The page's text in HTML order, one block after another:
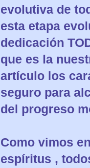
evolutiva de
esta etapa
dedicación
que es la
artículo los
seguro para
del progreso
Como vimos
espíritus ,